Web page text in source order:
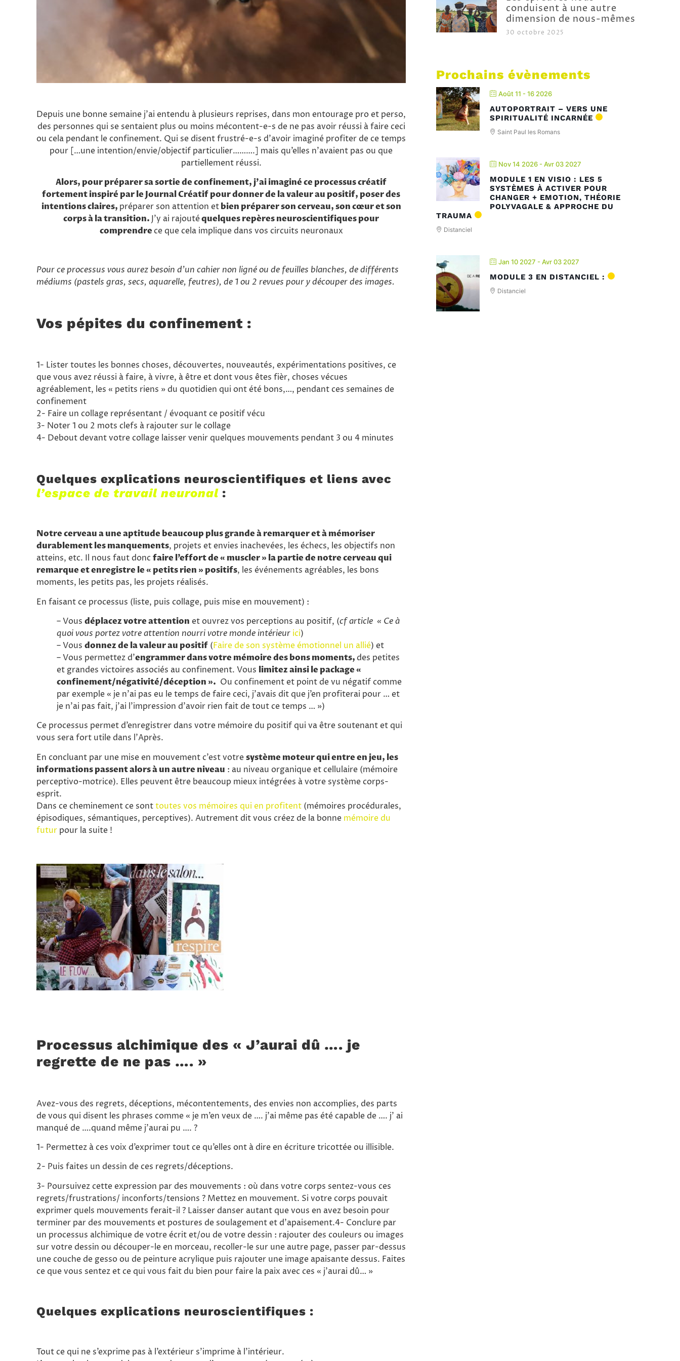
Depuis une bonne semaine j’ai entendu à plusieurs reprises, dans mon entourage pro et perso,
des personnes qui se sentaient plus ou moins mécontent-e-s de ne pas avoir réussi à faire ceci
ou cela pendant le confinement. Qui se disent frustré-e-s d’avoir imaginé profiter de ce temps
pour […une intention/envie/objectif particulier……….] mais qu’elles n’avaient pas ou que
partiellement réussi.
Alors, pour préparer sa sortie de confinement, j’ai imaginé ce processus créatif
fortement inspiré par le Journal Créatif pour donner de la valeur au positif, poser des
intentions claires, préparer son attention etbien préparer son cerveau, son cœur et son
corps à la transition. J’y ai rajoutéquelques repères neuroscientifiques pour
comprendre ce que cela implique dans vos circuits neuronaux
Pour ce processus vous aurez besoin d’un cahier non ligné ou de feuilles blanches, de différents
médiums (pastels gras, secs, aquarelle, feutres), de 1 ou 2 revues pour y découper des images.
Vos pépites du confinement :
1- Lister toutes les bonnes choses, découvertes, nouveautés, expérimentations positives, ce
que vous avez réussi à faire, à vivre, à être et dont vous êtes fièr, choses vécues
agréablement, les « petits riens » du quotidien qui ont été bons,…, pendant ces semaines de
confinement
2- Faire un collage représentant / évoquant ce positif vécu
3- Noter 1 ou 2 mots clefs à rajouter sur le collage
4- Debout devant votre collage laisser venir quelques mouvements pendant 3 ou 4 minutes
Quelques explications neuroscientifiques et liens avec
l’espace de travail neuronal :
Notre cerveau a une aptitude beaucoup plus grande à remarquer et à mémoriser
durablement les manquements, projets et envies inachevées, les échecs, les objectifs non
atteins, etc. Il nous faut doncfaire l’effort de « muscler » la partie de notre cerveau qui
remarque et enregistre le « petits rien » positifs, les événements agréables, les bons
moments, les petits pas, les projets réalisés.
En faisant ce processus (liste, puis collage, puis mise en mouvement) :
– Vous déplacez votre attention et ouvrez vos perceptions au positif, (cf article « Ce à
quoi vous portez votre attention nourri votre monde intérieur ici)
– Vous donnez de la valeur au positif (Faire de son système émotionnel un allié) et
– Vous permettez d’engrammer dans votre mémoire des bons moments, des petites
et grandes victoires associés au confinement. Vous limitez ainsi le package «
confinement/négativité/déception ». Ou confinement et point de vu négatif comme
par exemple « je n’ai pas eu le temps de faire ceci, j’avais dit que j’en profiterai pour … et
je n’ai pas fait, j’ai l’impression d’avoir rien fait de tout ce temps … »)
Ce processus permet d’enregistrer dans votre mémoire du positif qui va être soutenant et qui
vous sera fort utile dans l’Après.
En concluant par une mise en mouvement c’est votresystème moteur qui entre en jeu, les
informations passent alors à un autre niveau : au niveau organique et cellulaire (mémoire
perceptivo-motrice). Elles peuvent être beaucoup mieux intégrées à votre système corps-
esprit.
Dans ce cheminement ce sonttoutes vos mémoires qui en profitent (mémoires procédurales,
épisodiques, sémantiques, perceptives). Autrement dit vous créez de la bonne mémoire du
futur pour la suite !
Processus alchimique des « J’aurai dû …. je
regrette de ne pas …. »
Avez-vous des regrets, déceptions, mécontentements, des envies non accomplies, des parts
de vous qui disent les phrases comme « je m’en veux de …. j’ai même pas été capable de …. j’ ai
manqué de ….quand même j’aurai pu …. ?
1- Permettez à ces voix d’exprimer tout ce qu’elles ont à dire en écriture tricottée ou illisible.
2- Puis faites un dessin de ces regrets/déceptions.
3- Poursuivez cette expression par des mouvements : où dans votre corps sentez-vous ces
regrets/frustrations/ inconforts/tensions ? Mettez en mouvement. Si votre corps pouvait
exprimer quels mouvements ferait-il ? Laisser danser autant que vous en avez besoin pour
terminer par des mouvements et postures de soulagement et d’apaisement.4- Conclure par
un processus alchimique de votre écrit et/ou de votre dessin : rajouter des couleurs ou images
sur votre dessin ou découper-le en morceau, recoller-le sur une autre page, passer par-dessus
une couche de gesso ou de peinture acrylique puis rajouter une image apaisante dessus. Faites
ce que vous sentez et ce qui vous fait du bien pour faire la paix avec ces « j’aurai dû… »
Quelques explications neuroscientifiques :
Tout ce qui ne s’exprime pas à l’extérieur s’imprime à l’intérieur.
conduisent à une autre
dimension de nous-mêmes
30 octobre 2025
Prochains évènements
Août 11 - 16 2026
AUTOPORTRAIT – VERS UNE
SPIRITUALITÉ INCARNÉE
Saint Paul les Romans
Nov 14 2026 - Avr 03 2027
MODULE 1 EN VISIO : LES 5
SYSTÈMES À ACTIVER POUR
CHANGER + EMOTION, THÉORIE
POLYVAGALE & APPROCHE DU
TRAUMA
Distanciel
Jan 10 2027 - Avr 03 2027
MODULE 3 EN DISTANCIEL :
Distanciel